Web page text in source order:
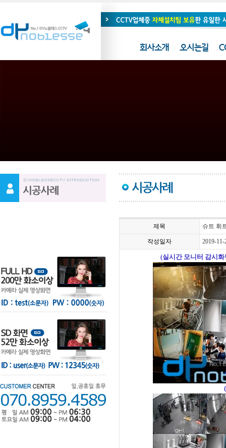
제목 슈트 휘
작성일자 2019-11-
(실시간 모니터 감시